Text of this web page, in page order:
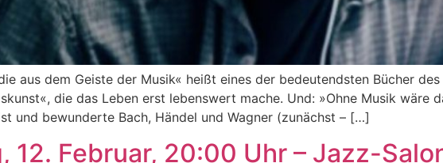
aus dem Geiste der Musik« heißt eines der bedeutendsten Bücher
die das Leben erst lebenswert mache. Und: »Ohne Musik wäre
und bewunderte Bach, Händel und Wagner (zunächst – […]
12. Februar, 20:00 Uhr – Jazz-